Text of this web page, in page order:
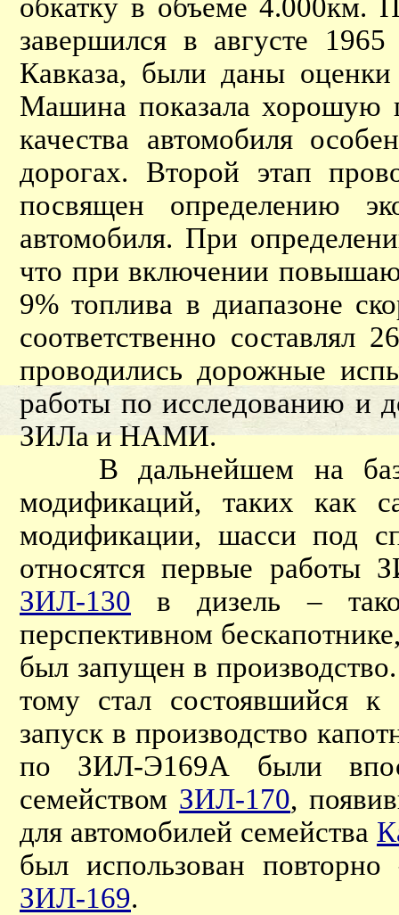
обкатку в объеме 4.000км.
завершился в августе
Кавказа, были даны оценки
Машина показала хорошую
качества автомобиля
дорогах. Второй этап
посвящен определению
автомобиля. При
что при включении
9% топлива в диапазоне
соответственно
проводились дорожные
работы по исследованию и
ЗИЛа и НАМИ.
В дальнейшем на базе
модификаций, таких как
модификации, шасси под
относятся первые работы
ЗИЛ-130 в дизель –
перспективном
был запущен в
тому стал состоявшийся
запуск в производство
по ЗИЛ-Э169А были
семейством ЗИЛ-170,
для автомобилей семейства
был использован
ЗИЛ-169.